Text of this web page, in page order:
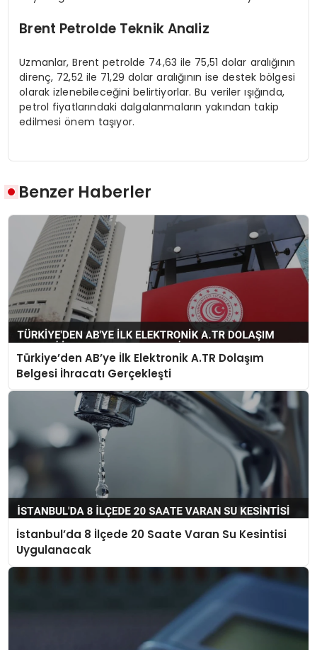
Brent Petrolde Teknik Analiz
Uzmanlar, Brent petrolde 74,63 ile 75,51 dolar aralığının
direnç, 72,52 ile 71,29 dolar aralığının ise destek bölgesi
olarak izlenebileceğini belirtiyorlar. Bu veriler ışığında,
petrol fiyatlarındaki dalgalanmaların yakından takip
edilmesi önem taşıyor.
Benzer Haberler
Türkiye’den AB’ye İlk Elektronik A.TR Dolaşım
Belgesi İhracatı Gerçekleşti
İstanbul’da 8 İlçede 20 Saate Varan Su Kesintisi
Uygulanacak